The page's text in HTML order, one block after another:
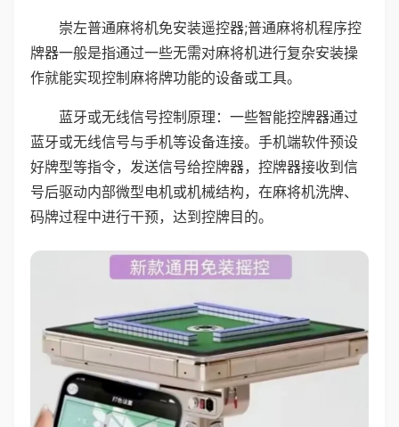
崇左普通麻将机免安装遥控器;普通麻将机程序控
牌器一般是指通过一些无需对麻将机进行复杂安装操
作就能实现控制麻将牌功能的设备或工具。
蓝牙或无线信号控制原理：一些智能控牌器通过
蓝牙或无线信号与手机等设备连接。手机端软件预设
好牌型等指令，发送信号给控牌器，控牌器接收到信
号后驱动内部微型电机或机械结构，在麻将机洗牌、
码牌过程中进行干预，达到控牌目的。